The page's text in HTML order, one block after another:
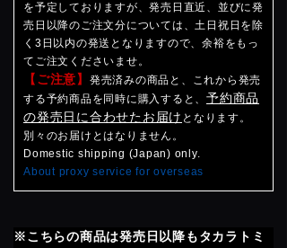
を予定しておりますが、発売日直近、並びに発
売日以降のご注文分については、土日祝日を除
く3日以内の発送となりますので、余裕をもっ
てご注文くださいませ。
【ご注意】 発売済みの商品と、これから発売
する予約商品を同時に購入すると、 予約商品
の発売日に合わせたお届け となります。
別々のお届けとはなりません。
Domestic shipping (Japan) only.
About proxy service for overseas
※こちらの商品は発売日以降もタカラトミ